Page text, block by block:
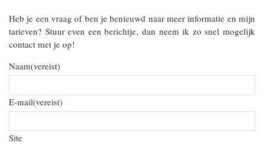
Heb je een vraag of ben je benieuwd naar meer informatie en mijn
tarieven? Stuur even een berichtje, dan neem ik zo snel mogelijk
contact met je op!
Naam(vereist)
E-mail(vereist)
Site